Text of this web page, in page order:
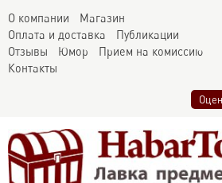
О компании
Магазин
Оплата и доставка
Публикации
Отзывы
Юмор
Прием на комиссию
Контакты